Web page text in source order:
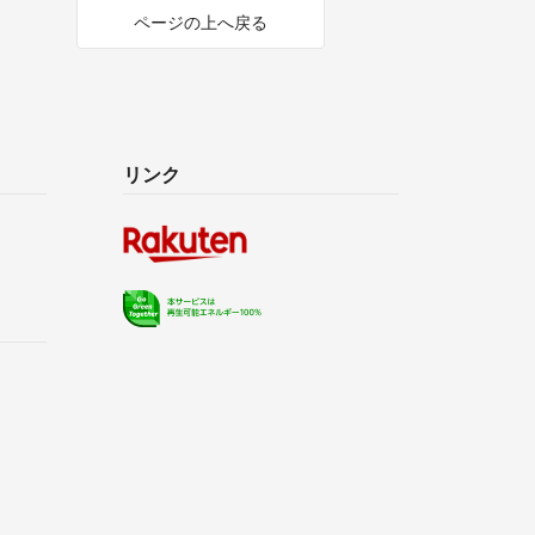
ページの上へ戻る
リンク